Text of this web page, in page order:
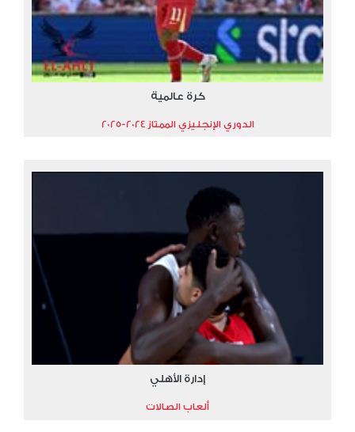
كرة عالمية
الدوري الإنجليزي الممتاز 2024-2025
إدارة الأهلي
ألعاب الصالات